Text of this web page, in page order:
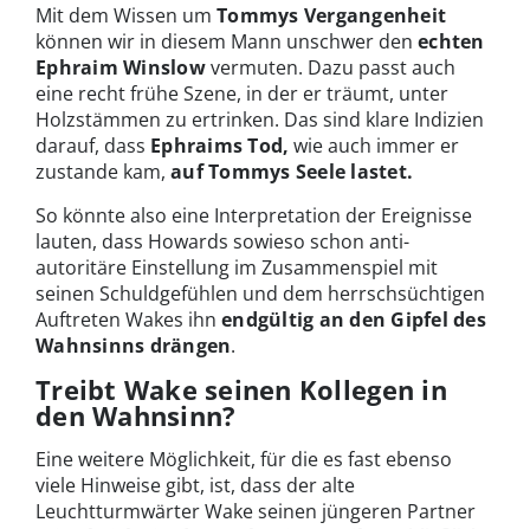
Mit dem Wissen um Tommys Vergangenheit
können wir in diesem Mann unschwer den echten
Ephraim Winslowvermuten. Dazu passt auch
eine recht frühe Szene, in der er träumt, unter
Holzstämmen zu ertrinken. Das sind klare Indizien
darauf, dass Ephraims Tod, wie auch immer er
zustande kam, auf Tommys Seele lastet.
So könnte also eine Interpretation der Ereignisse
lauten, dass Howards sowieso schon anti-
autoritäre Einstellung im Zusammenspiel mit
seinen Schuldgefühlen und dem herrschsüchtigen
Auftreten Wakes ihn endgültig an den Gipfel des
Wahnsinns drängen.
Treibt Wake seinen Kollegen in
den Wahnsinn?
Eine weitere Möglichkeit, für die es fast ebenso
viele Hinweise gibt, ist, dass der alte
Leuchtturmwärter Wake seinen jüngeren Partner